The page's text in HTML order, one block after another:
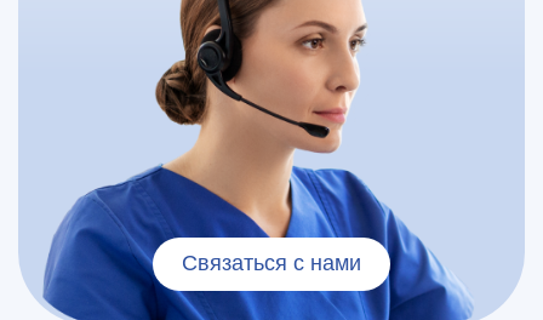
Связаться с нами